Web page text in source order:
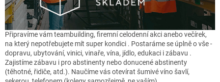
Připravíme vám teambuilding, firemní celodenní akci anebo večírek,
na který nepotřebujete mít super kondici . Postaráme se úplně o vše -
dopravu, ubytování, vinici, vinaře, vína, jídlo, edukaci i zábavu .
Zajistíme zábavu i pro abstinenty nebo donucené abstinenty
(těhotné, řidiče, atd.). Naučíme vás otevírat šumivé víno šavlí,